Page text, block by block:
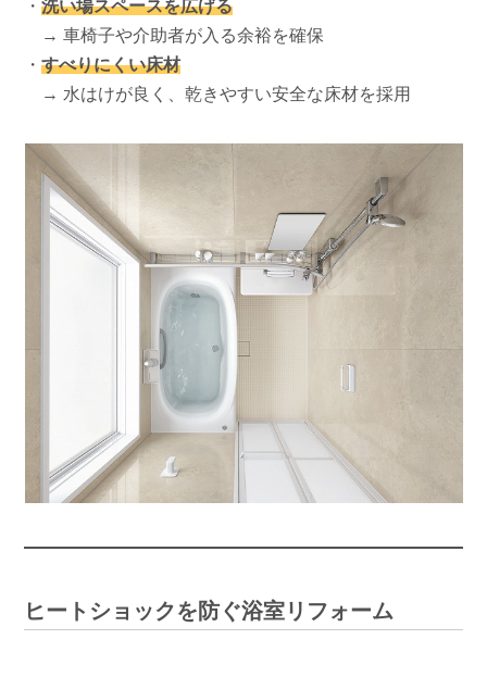
・洗い場スペースを広げる
→ 車椅子や介助者が入る余裕を確保
・すべりにくい床材
→ 水はけが良く、乾きやすい安全な床材を採用
ヒートショックを防ぐ浴室リフォーム